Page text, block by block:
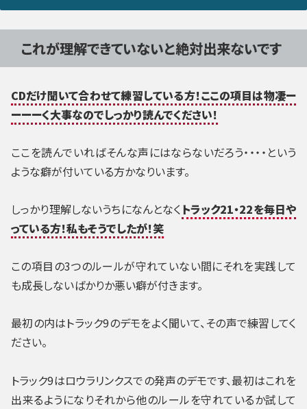
これが理解できていないと絶対出来ないです
CDだけ聞いて合わせて練習している方！ここの項目は物凄ー
ーーーく大事なのでしっかり読んでください！
ここを読んでいればそんな声にはならないだろう・・・・という
ような癖が付いている方かなりいます。
しっかり理解しないうちになんとなくトラック21・22を毎日や
っている方！私もそうでしたが！笑
この項目の3つのルールが守れていない間にそれを実践して
も成長しないばかりか悪い癖が付きます。
最初の内はトラック9のデモをよく聞いて、その声で練習してく
ださい。
トラック9はロウラリンクスでの発声のデモです、最初はこれを
出来るようになりそれから他のルールを守れているか試して